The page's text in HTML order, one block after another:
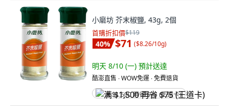
小磨坊 芥末椒鹽, 43g, 2個
首購折扣價$119
40% $71 ($8.26/10g)
明天 8/10 (一) 預計送達
酷澎直售 ∙ WOW免運 ∙ 免費退貨
满 $1,500 再省 $75 (王道卡)